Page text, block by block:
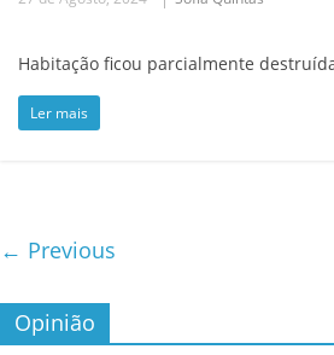
Habitação ficou parcialmente
Ler mais
← Previous
Opinião